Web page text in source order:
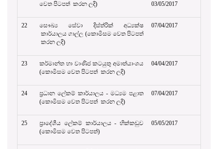
වෙත පිටපත් කරන ලදි)
03/05/2017
22
සෞඛ්‍ය සේවා දිස්ත්රික් අධ්‍යක්ෂ
කාර්යාලය ගාල්ල (කොමිසම වෙත පිටපත්
කරන ලදි)
07/04/2017
23
කර්මාන්ත හා වාණිජ කටයුතු අමාත්යාංශය
(කොමිසම වෙත පිටපත් කරන ලදි)
04/04/2017
24
ප්‍රධාන ලේකම් කාර්යාලය - මධ්‍යම පළාත
(කොමිසම වෙත පිටපත් කරන ලදි)
07/04/2017
25
ප්‍රාදේශීය ලේකම් කාර්යාලය - හික්කඩුව
(කොමිසම වෙත පිටපත්)
05/05/2017